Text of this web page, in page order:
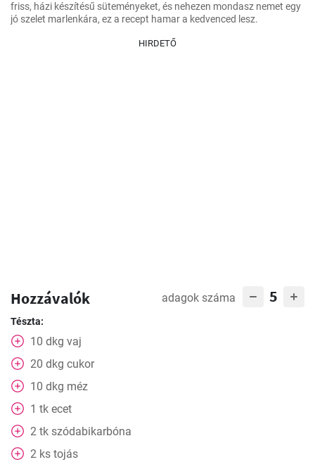
friss, házi készítésű süteményeket, és nehezen mondasz nemet egy
jó szelet marlenkára, ez a recept hamar a kedvenced lesz.
HIRDETŐ
Hozzávalók adagok száma 5
Tészta:
10 dkg vaj
20 dkg cukor
10 dkg méz
1 tk ecet
2 tk szódabikarbóna
2 ks tojás